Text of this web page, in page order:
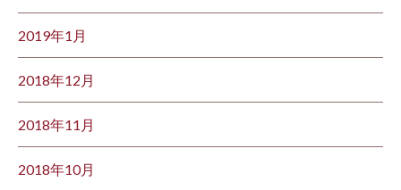
2019年1月
2018年12月
2018年11月
2018年10月